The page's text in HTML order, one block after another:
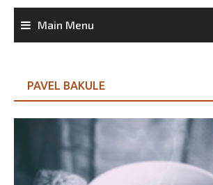
Main Menu
PAVEL BAKULE